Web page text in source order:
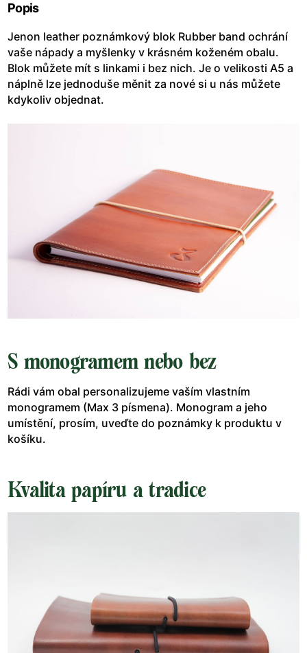
Popis
Jenon leather poznámkový blok Rubber band ochrání
vaše nápady a myšlenky v krásném koženém obalu.
Blok můžete mít s linkami i bez nich. Je o velikosti A5 a
náplně lze jednoduše měnit za nové si u nás můžete
kdykoliv objednat.
S monogramem nebo bez
Rádi vám obal personalizujeme vaším vlastním
monogramem (Max 3 písmena). Monogram a jeho
umístění, prosím, uveďte do poznámky k produktu v
košíku.
Kvalita papíru a tradice